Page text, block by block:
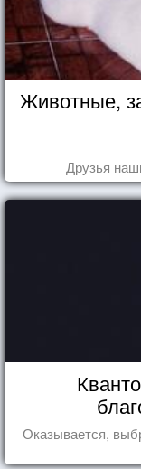
Животные,
Друзья
Оказывается,